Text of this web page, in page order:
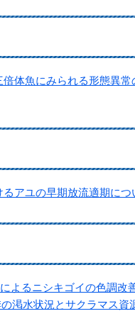
体魚にみられる形態異
アユの早期放流適期に
よるニシキゴイの色調
渇水状況とサクラマス